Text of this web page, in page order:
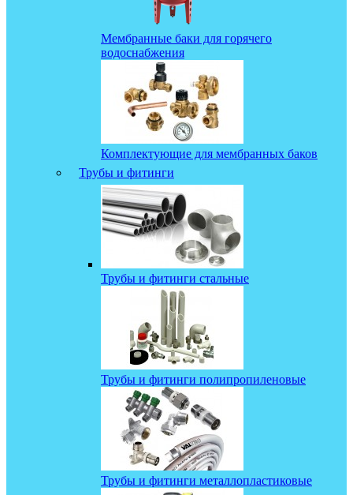
Мембранные баки для горячего
водоснабжения
Комплектующие для мембранных баков
Трубы и фитинги
Трубы и фитинги стальные
Трубы и фитинги полипропиленовые
Трубы и фитинги металлопластиковые